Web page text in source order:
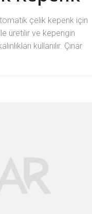
çelik kepenk için
üretilir ve kepengin
kullanılır. Çınar